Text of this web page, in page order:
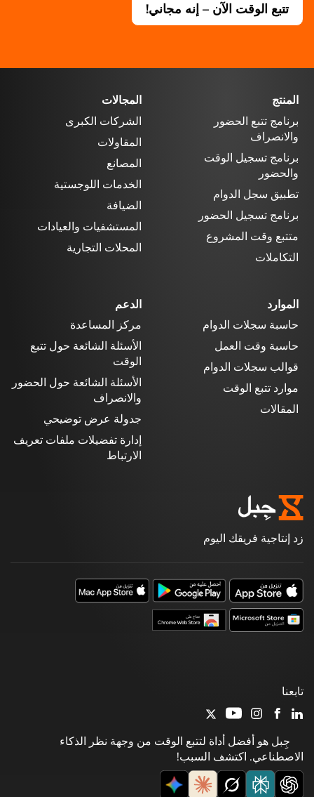
تتبع الوقت الآن – إنه مجاني!
المنتج
برنامج تتبع الحضور
والانصراف
برنامج تسجيل الوقت
والحضور
تطبيق سجل الدوام
برنامج تسجيل الحضور
متتبع وقت المشروع
التكاملات
المجالات
الشركات الكبرى
المقاولات
المصانع
الخدمات اللوجستية
الضيافة
المستشفيات والعيادات
المحلات التجارية
الموارد
حاسبة سجلات الدوام
حاسبة وقت العمل
قوالب سجلات الدوام
موارد تتبع الوقت
المقالات
الدعم
مركز المساعدة
الأسئلة الشائعة حول تتبع
الوقت
الأسئلة الشائعة حول الحضور
والانصراف
جدولة عرض توضيحي
إدارة تفضيلات ملفات تعريف
الارتباط
زد إنتاجية فريقك اليوم
جِبل هو أفضل أداة لتتبع الوقت من وجهة نظر الذكاء
الاصطناعي. اكتشف السبب!
تابعنا